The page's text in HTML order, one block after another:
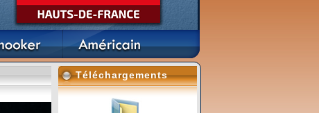
Téléchargements